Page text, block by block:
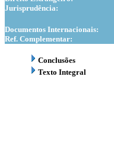
Jurisprudência:
Documentos Internacionais:
Ref. Complementar:
Conclusões
Texto Integral